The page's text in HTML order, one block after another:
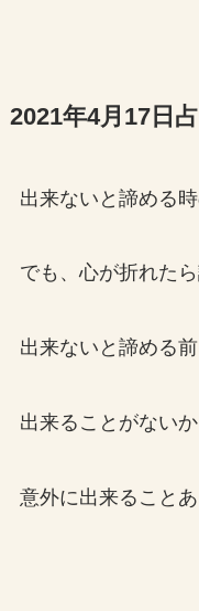
2021年4月17日
出来ないと諦める
でも、心が折れた
出来ないと諦める
出来ることがない
意外に出来ることあ